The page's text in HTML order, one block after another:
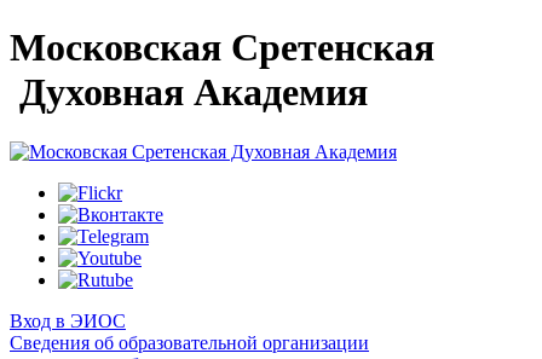
Московская Сретенская
Духовная Академия
Вход в ЭИОС
Сведения об образовательной организации